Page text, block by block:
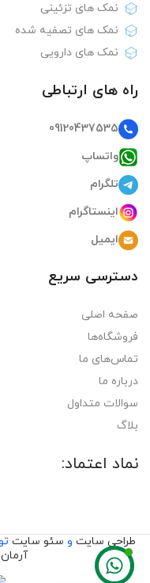
نمک های تزئینی
نمک های تصفیه شده
نمک های دارویی
راه های ارتباطی
09120437535
واتساپ
تلگرام
اینستاگرام
ایمیل
دسترسی سریع
صفحه اصلی
فروشگاه‌ها
تماس‌های ما
درباره ما
سوالات متداول
بلاگ
نماد اعتماد:
طراحی سایت و سئو سایت